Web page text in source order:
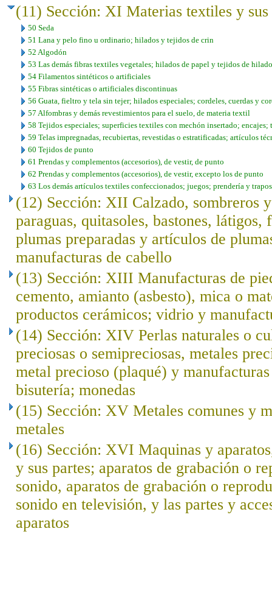
(11) Sección: XI Materias textiles y sus
50 Seda
51 Lana y pelo fino u ordinario; hilados y tejidos de crin
52 Algodón
53 Las demás fibras textiles vegetales; hilados de papel y tejidos de
54 Filamentos sintéticos o artificiales
55 Fibras sintéticas o artificiales discontinuas
56 Guata, fieltro y tela sin tejer; hilados especiales; cordeles, cuerdas y
57 Alfombras y demás revestimientos para el suelo, de materia textil
58 Tejidos especiales; superficies textiles con mechón insertado; encajes;
59 Telas impregnadas, recubiertas, revestidas o estratificadas; artículos
60 Tejidos de punto
61 Prendas y complementos (accesorios), de vestir, de punto
62 Prendas y complementos (accesorios), de vestir, excepto los de punto
63 Los demás artículos textiles confeccionados; juegos; prendería y trapos
(12) Sección: XII Calzado, sombreros
paraguas, quitasoles, bastones, látigos,
plumas preparadas y artículos de
manufacturas de cabello
(13) Sección: XIII Manufacturas de
cemento, amianto (asbesto), mica o
productos cerámicos; vidrio y
(14) Sección: XIV Perlas naturales o
preciosas o semipreciosas, metales
metal precioso (plaqué) y
bisutería; monedas
(15) Sección: XV Metales comunes y
metales
(16) Sección: XVI Maquinas y
y sus partes; aparatos de grabación o
sonido, aparatos de grabación o
sonido en televisión, y las partes y
aparatos